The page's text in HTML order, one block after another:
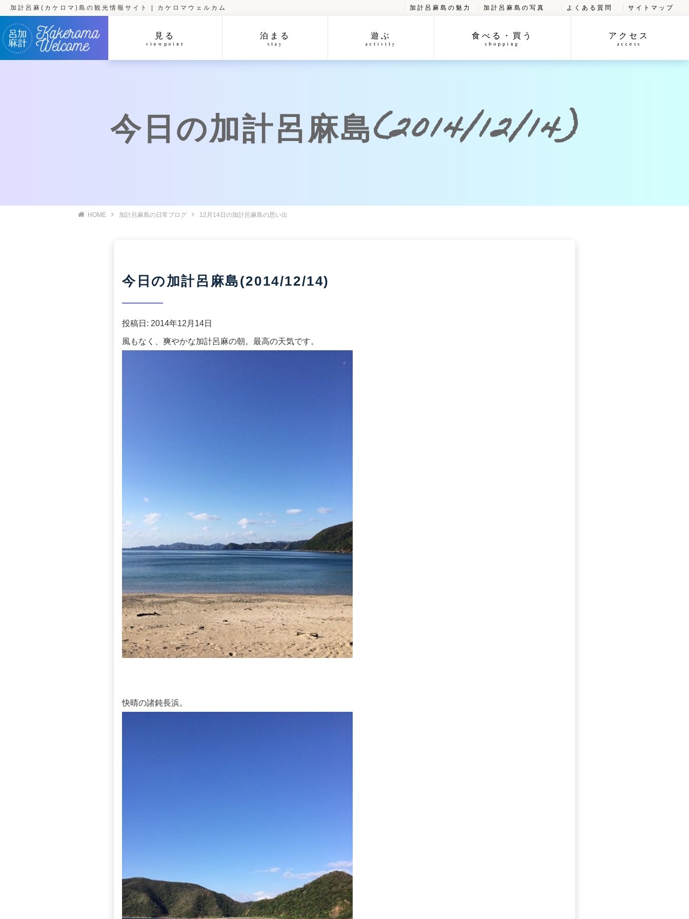
加計呂麻(カケロマ)島の観光情報サイト | カケロマウェルカム 加計呂麻島の魅力 加計呂麻島の写真 よくある質問 サイトマップ
見る
viewpoint
泊まる
stay
遊ぶ
activity
食べる・買う
shopping
アクセス
access
今日の加計呂麻島(2014/12/14)
HOME 加計呂麻島の日常ブログ 12月14日の加計呂麻島の思い出
今日の加計呂麻島(2014/12/14)
投稿日: 2014年12月14日
風もなく、爽やかな加計呂麻の朝。最高の天気です。
快晴の諸鈍長浜。